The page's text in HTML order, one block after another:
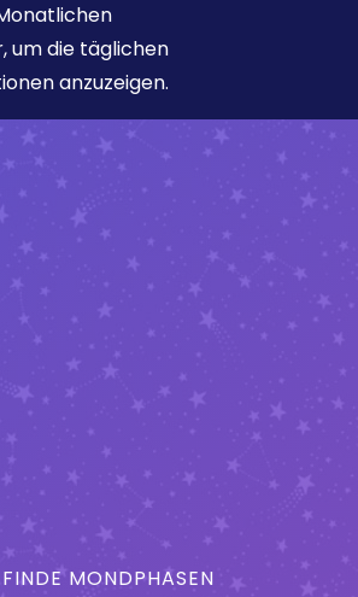
um die täglichen
anzuzeigen.
MONDPHASEN